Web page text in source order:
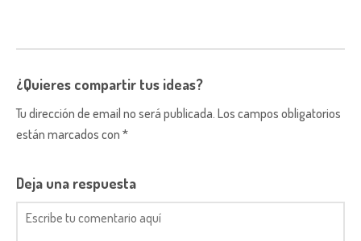
¿Quieres compartir tus ideas?
Tu dirección de email no será publicada. Los campos obligatorios
están marcados con *
Deja una respuesta